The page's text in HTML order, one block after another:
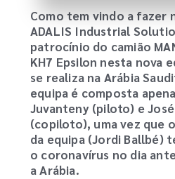
Como tem vindo a fazer
ADALIS Industrial
patrocínio do camião
KH7 Epsilon nesta nova
se realiza na Arábia
equipa é composta
Juvanteny (piloto) e
(copiloto), uma vez que
da equipa (Jordi Ballbé)
o coronavírus no dia
a Arábia.